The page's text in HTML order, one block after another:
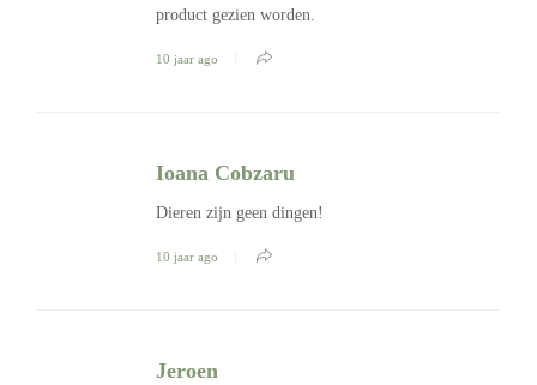
product gezien worden.
10 jaar ago
Ioana Cobzaru
Dieren zijn geen dingen!
10 jaar ago
Jeroen